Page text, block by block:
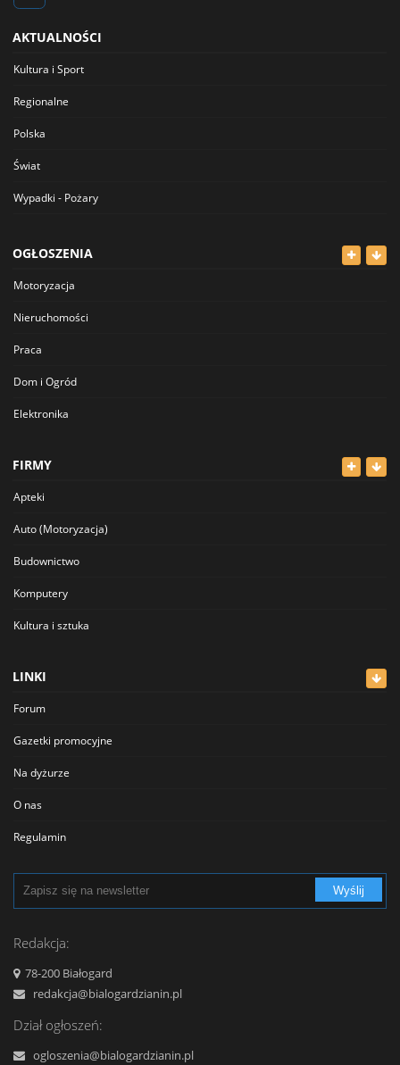
AKTUALNOŚCI
Kultura i Sport
Regionalne
Polska
Świat
Wypadki - Pożary
OGŁOSZENIA
Motoryzacja
Nieruchomości
Praca
Dom i Ogród
Elektronika
FIRMY
Apteki
Auto (Motoryzacja)
Budownictwo
Komputery
Kultura i sztuka
Turystyka - Wypoczynek
Usługi
Zabytki, Obiekty
LINKI
Forum
Gazetki promocyjne
Na dyżurze
O nas
Regulamin
Cennik
Kontakt
Wyślij
Redakcja:
78-200 Białogard
redakcja@bialogardzianin.pl
Dział ogłoszeń:
ogloszenia@bialogardzianin.pl